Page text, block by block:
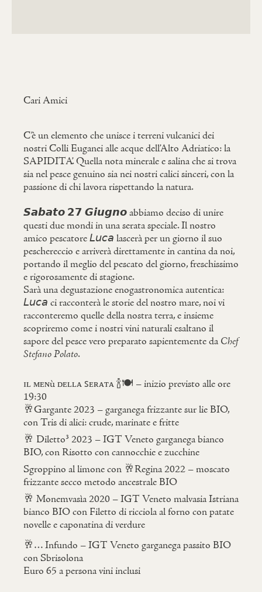
Cari Amici
C’è un elemento che unisce i terreni vulcanici dei
nostri Colli Euganei alle acque dell’Alto Adriatico: la
SAPIDITA’. Quella nota minerale e salina che si trova
sia nel pesce genuino sia nei nostri calici sinceri, con la
passione di chi lavora rispettando la natura.
𝙎𝙖𝙗𝙖𝙩𝙤 𝟮𝟳 𝙂𝙞𝙪𝙜𝙣𝙤 abbiamo deciso di unire
questi due mondi in una serata speciale. Il nostro
amico pescatore 𝘓𝘶𝘤𝘢 lascerà per un giorno il suo
peschereccio e arriverà direttamente in cantina da noi,
portando il meglio del pescato del giorno, freschissimo
e rigorosamente di stagione.
Sarà una degustazione enogastronomica autentica:
𝘓𝘶𝘤𝘢 ci racconterà le storie del nostro mare, noi vi
racconteremo quelle della nostra terra, e insieme
scopriremo come i nostri vini naturali esaltano il
sapore del pesce vero preparato sapientemente daChef
Stefano Polato.
ɪʟ ᴍᴇɴù ᴅᴇʟʟᴀ ꜱᴇʀᴀᴛᴀ 🍾🍽 – inizio previsto alle ore
19:30
🥂Gargante 2023 – garganega frizzante sur lie BIO,
con Tris di alici: crude, marinate e fritte
🥂 Diletto³ 2023 – IGT Veneto garganega bianco
BIO, con Risotto con cannocchie e zucchine
Sgroppino al limone con 🥂Regina 2022 – moscato
frizzante secco metodo ancestrale BIO
🥂 Monemvasìa 2020 – IGT Veneto malvasia Istriana
bianco BIO con Filetto di ricciola al forno con patate
novelle e caponatina di verdure
🥂… Infundo – IGT Veneto garganega passito BIO
con Sbrisolona
Euro 65 a persona vini inclusi